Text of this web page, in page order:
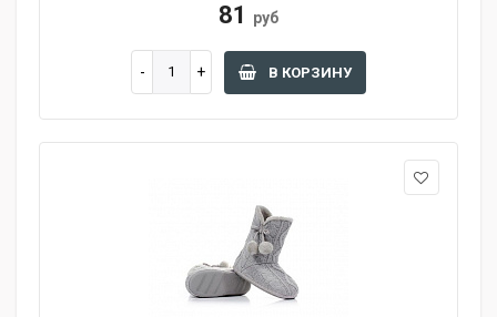
81 руб
В КОРЗИНУ